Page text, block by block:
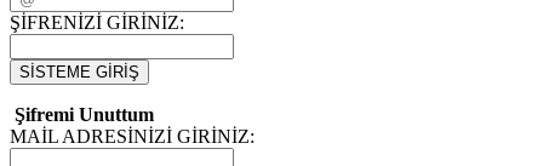
ŞİFRENİZİ GİRİNİZ:
SİSTEME GİRİŞ
Şifremi Unuttum
MAİL ADRESİNİZİ GİRİNİZ: